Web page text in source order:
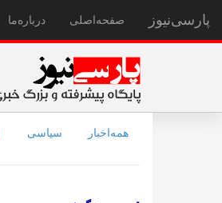
پارسی‌نیوز صفحه‌اصلی درباره‌ما
همه‌اخبار سیاسی